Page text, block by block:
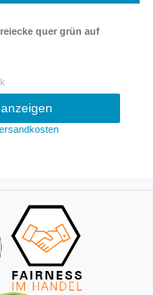
quer grün auf